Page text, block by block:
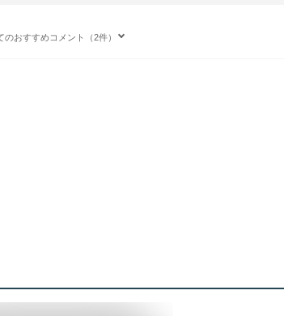
のおすすめコメント（2件）